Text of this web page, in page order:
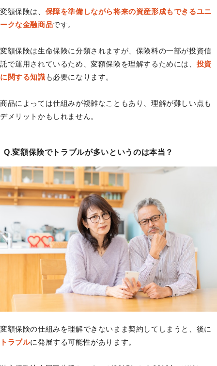
変額保険は、 保障を準備しながら将来の資産形成もできるユニ
ークな金融商品です。
変額保険は生命保険に分類されますが、保険料の一部が投資信
託で運用されているため、変額保険を理解するためには、 投資
に関する知識 も必要になります。
商品によっては仕組みが複雑なこともあり、理解が難しい点も
デメリットかもしれません。
Q.変額保険でトラブルが多いというのは本当？
変額保険の仕組みを理解できないまま契約してしまうと、後に
トラブルに発展する可能性があります。